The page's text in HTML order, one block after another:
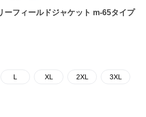
ーフィールドジャケット m-65タイプ
L XL 2XL 3XL